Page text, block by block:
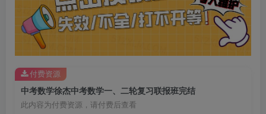
中考数学徐杰中考数学一、二轮复习联报班完结
此内容为付费资源，请付费后查看
付费资源